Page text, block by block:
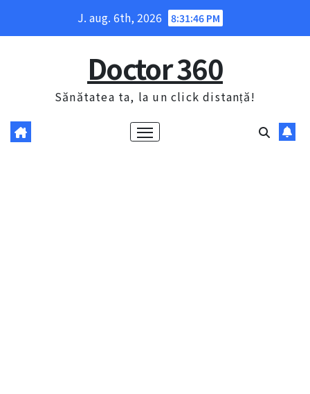
J. aug. 6th, 2026 8:31:47 PM
Doctor 360
Sănătatea ta, la un click distanță!